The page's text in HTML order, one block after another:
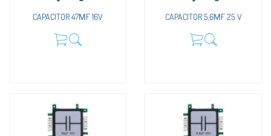
CAPACITOR 47ΜF 16V CAPACITOR 5,6ΜF 25 V